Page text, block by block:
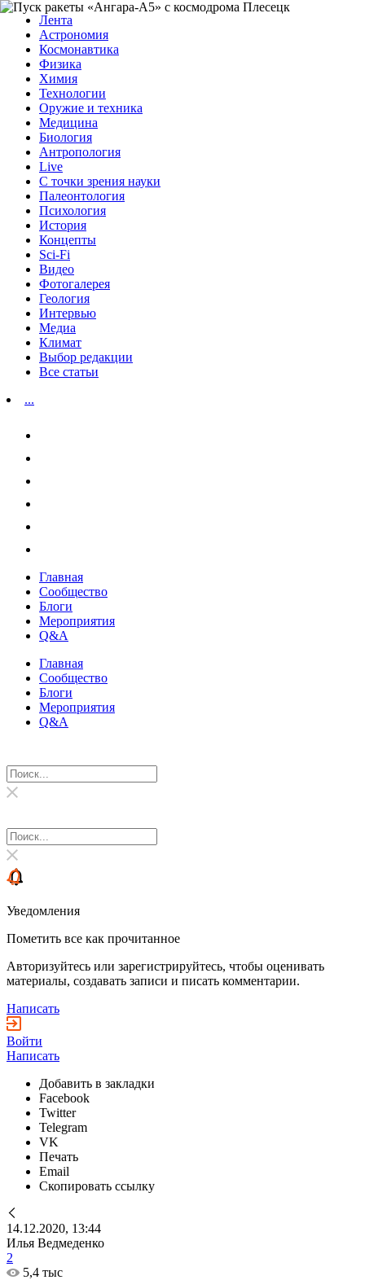
Лента
Астрономия
Космонавтика
Физика
Химия
Технологии
Оружие и техника
Медицина
Биология
Антропология
Live
С точки зрения науки
Палеонтология
Психология
История
Концепты
Sci-Fi
Видео
Фотогалерея
Геология
Интервью
Медиа
Климат
Выбор редакции
Все статьи
...
Главная
Сообщество
Блоги
Мероприятия
Q&A
Главная
Сообщество
Блоги
Мероприятия
Q&A
Уведомления
Пометить все как прочитанное
Авторизуйтесь или зарегистрируйтесь, чтобы оценивать
материалы, создавать записи и писать комментарии.
Написать
Войти
Написать
Добавить в закладки
Facebook
Twitter
Telegram
VK
Печать
Email
Скопировать ссылку
14.12.2020, 13:44
Илья Ведмеденко
2
5,4 тыс